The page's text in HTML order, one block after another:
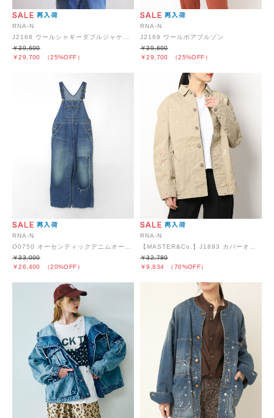
RNA-N
J2168 ウールシャギーダブルジャケット
￥29,700 （25%OFF）
￥39,600
RNA-N
J2169 ウールボアブルゾン
￥29,700 （25%OFF）
￥39,600
RNA-N
￥26,400 （20%OFF）
￥33,000
RNA-N
￥9,834 （70%OFF）
￥32,780